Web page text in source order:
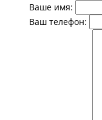
Ваше имя:
Ваш телефон: